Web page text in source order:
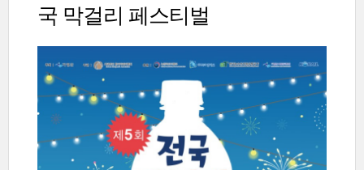
국 막걸리 페스티벌